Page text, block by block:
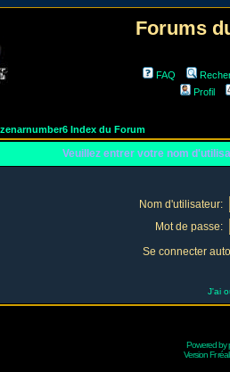
Forums
FAQ
Profil
Index du Forum
Veuillez entrer votre nom
Nom d'utilisateur:
Mot de passe:
Se connecter
J'ai
Powered by
Version Fr